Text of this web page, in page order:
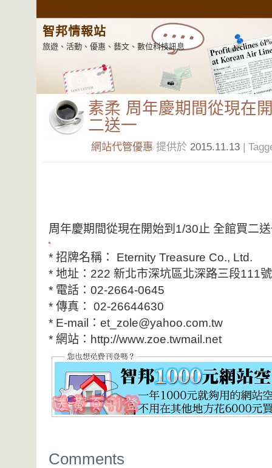
智邦情報站
旅遊、活動、優惠、藝文、數位科技訊息
素柔 周年慶期間從現在
二送一
網站代管優惠 提供於 2015.11.13 |
周年慶期間從現在開始到1/30止 全館買二
* 招牌名稱： Eternity Treasure Co., Ltd.
* 地址：222 新北市深坑區北深路三段111
* 電話：02-2664-0645
* 傳真： 02-26644630
* E-mail：et_zole@yahoo.com.tw
* 網站：http://www.zoe.twmail.net
Comments